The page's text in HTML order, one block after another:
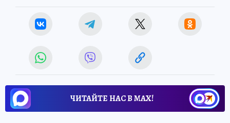
ЧИТАЙТЕ НАС В МАХ!